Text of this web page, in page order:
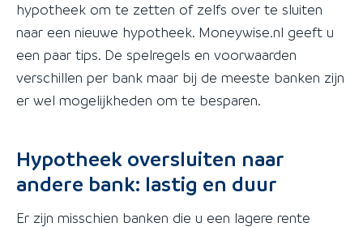
hypotheek om te zetten of zelfs over te sluiten
naar een nieuwe hypotheek. Moneywise.nl geeft u
een paar tips. De spelregels en voorwaarden
verschillen per bank maar bij de meeste banken zijn
er wel mogelijkheden om te besparen.
Hypotheek oversluiten naar
andere bank: lastig en duur
Er zijn misschien banken die u een lagere rente